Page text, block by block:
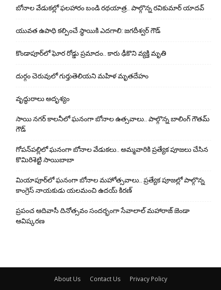
బోనాల వేడుకల్లో ఫలహారం బండి రథయాత్ర.. పాల్గొన్న రవికుమార్ యాదవ్
యువ‌త‌ ఉపాధి కల్పించే స్థాయికి ఎదగాలి: జగదీశ్వర్‌ గౌడ్
కొండాపూర్‌లో ఘోర రోడ్డు ప్రమాదం.. కారు ఢీకొని వ్యక్తి మృతి
దుర్గం చెరువులో గుర్తుతెలియని మహిళ మృతదేహం
వృద్ధురాలు అదృశ్యం
సాయి నగర్ కాలనీలో ఘనంగా బోనాల ఉత్సవాలు.. పాల్గొన్న బాలింగ్ గౌతమ్
గౌడ్
గోపన్‌పల్లిలో ఘనంగా బోనాల వేడుకలు.. అమ్మవారికి ప్రత్యేక పూజలు చేసిన
కొమిరిశెట్టి సాయిబాబా
మియాపూర్‌లో ఘనంగా బోనాల మహోత్సవాలు.. ప్రత్యేక పూజల్లో పాల్గొన్న
కాంగ్రెస్ నాయకుడు యలమంచి ఉదయ్ కిరణ్
ప్రపంచ ఆదివాసీ దినోత్సవం సందర్భంగా సేవాలాల్ మహారాజ్ జెండా
ఆవిష్కరణ
About Us Contact Us Privacy Policy